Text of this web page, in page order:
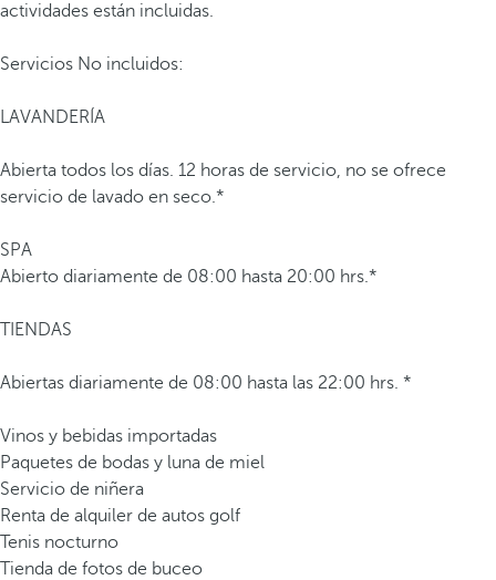
actividades están incluidas.
Servicios No incluidos:
LAVANDERÍA
Abierta todos los días. 12 horas de servicio, no se ofrece
servicio de lavado en seco.*
SPA
Abierto diariamente de 08:00 hasta 20:00 hrs.*
TIENDAS
Abiertas diariamente de 08:00 hasta las 22:00 hrs. *
Vinos y bebidas importadas
Paquetes de bodas y luna de miel
Servicio de niñera
Renta de alquiler de autos golf
Tenis nocturno
Tienda de fotos de buceo